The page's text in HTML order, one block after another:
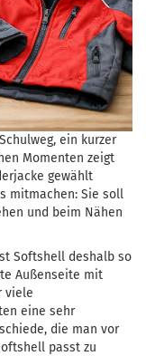
ein kurzer
Momenten zeigt
gewählt
mitmachen: Sie soll
und beim Nähen
Softshell deshalb so
Außenseite mit
viele
eine sehr
die man vor
passt zu